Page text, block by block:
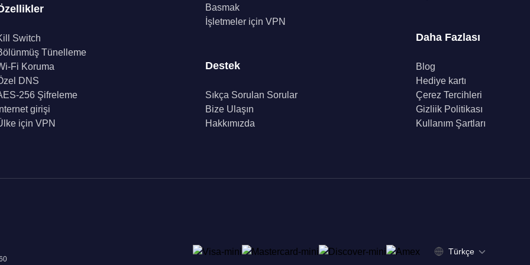
Switch
Tünelleme
Fi Koruma
DNS
256 Şifreleme
İnternet girişi
için VPN
Basmak
İşletmeler için VPN
Destek
Sıkça Sorulan Sorular
Bize Ulaşın
Hakkımızda
Daha Fazlası
Blog
Hediye kartı
Çerez Tercihleri
Gizliik Politikası
Kullanım Şartları
Türkçe